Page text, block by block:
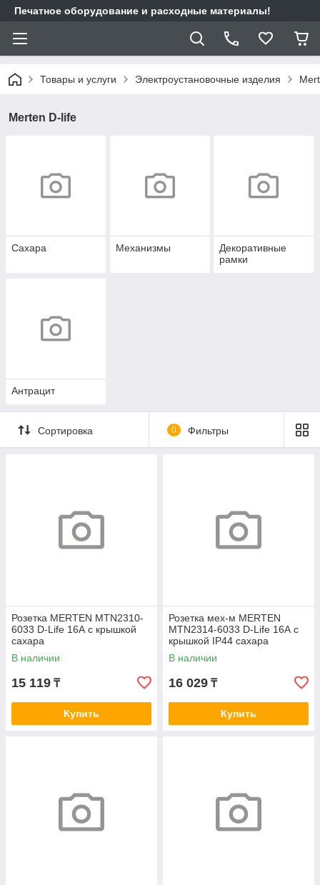
Печатное оборудование и расходные материалы!
Товары и услуги Электроустановочные изделия
Merten D-life
Сахара Механизмы
Декоративные
рамки
Антрацит
Сортировка 0 Фильтры
Розетка MERTEN MTN2310-
6033 D-Life 16А с крышкой
сахара
В наличии
15 119 ₸
Купить
Розетка мех-м MERTEN
MTN2314-6033 D-Life 16А с
крышкой IP44 сахара
В наличии
16 029 ₸
Купить